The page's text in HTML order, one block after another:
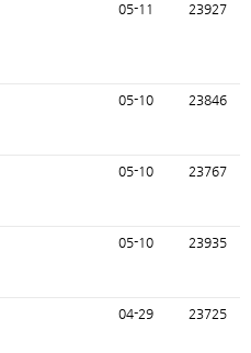
05-11 23927
05-10 23846
05-10 23767
05-10 23935
04-29 23725